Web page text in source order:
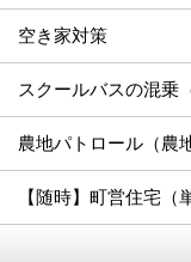
空き家対策
農地パトロール（農
【随時】町営住宅